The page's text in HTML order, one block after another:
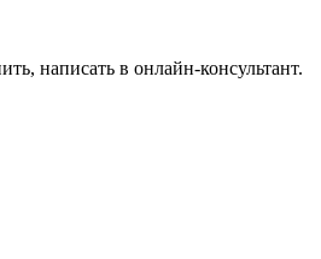
написать в онлайн-консультант.